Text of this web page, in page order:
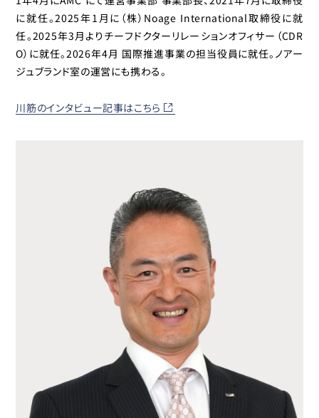
に就任。2025年1月に（株）Noage International取締役に就
任。2025年3月よりチーフドクターリレーションオフィサー（CDR
O）に就任。2026年4月 国際推進事業の担当役員に就任。ノアー
ジュブランド室の運営にも携わる。
川筋のインタビュー記事はこちら